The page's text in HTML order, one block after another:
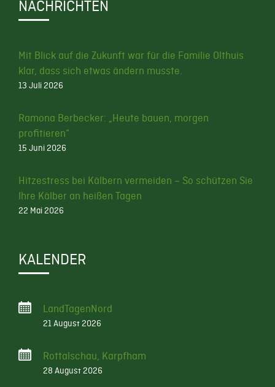
NACHRICHTEN
Mit Blick auf die Zukunft war für die Familie Olthuis
klar, dass sich etwas ändern musste.
13 Juli 2026
Ramona Berbecker: „Heute bauen, morgen
profitieren“
15 Juni 2026
Hitzestress bei Kälbern vermeiden – So schützen Sie
Ihre Kälber an heißen Tagen
22 Mai 2026
KALENDER
LandTagenNord
21 August 2026
Rottalschau, Karpfham
28 August 2026